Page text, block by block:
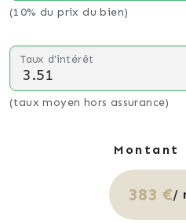
(10% du prix du bien)
Taux d'intérêt
(taux moyen hors assurance)
Montant
383 €/